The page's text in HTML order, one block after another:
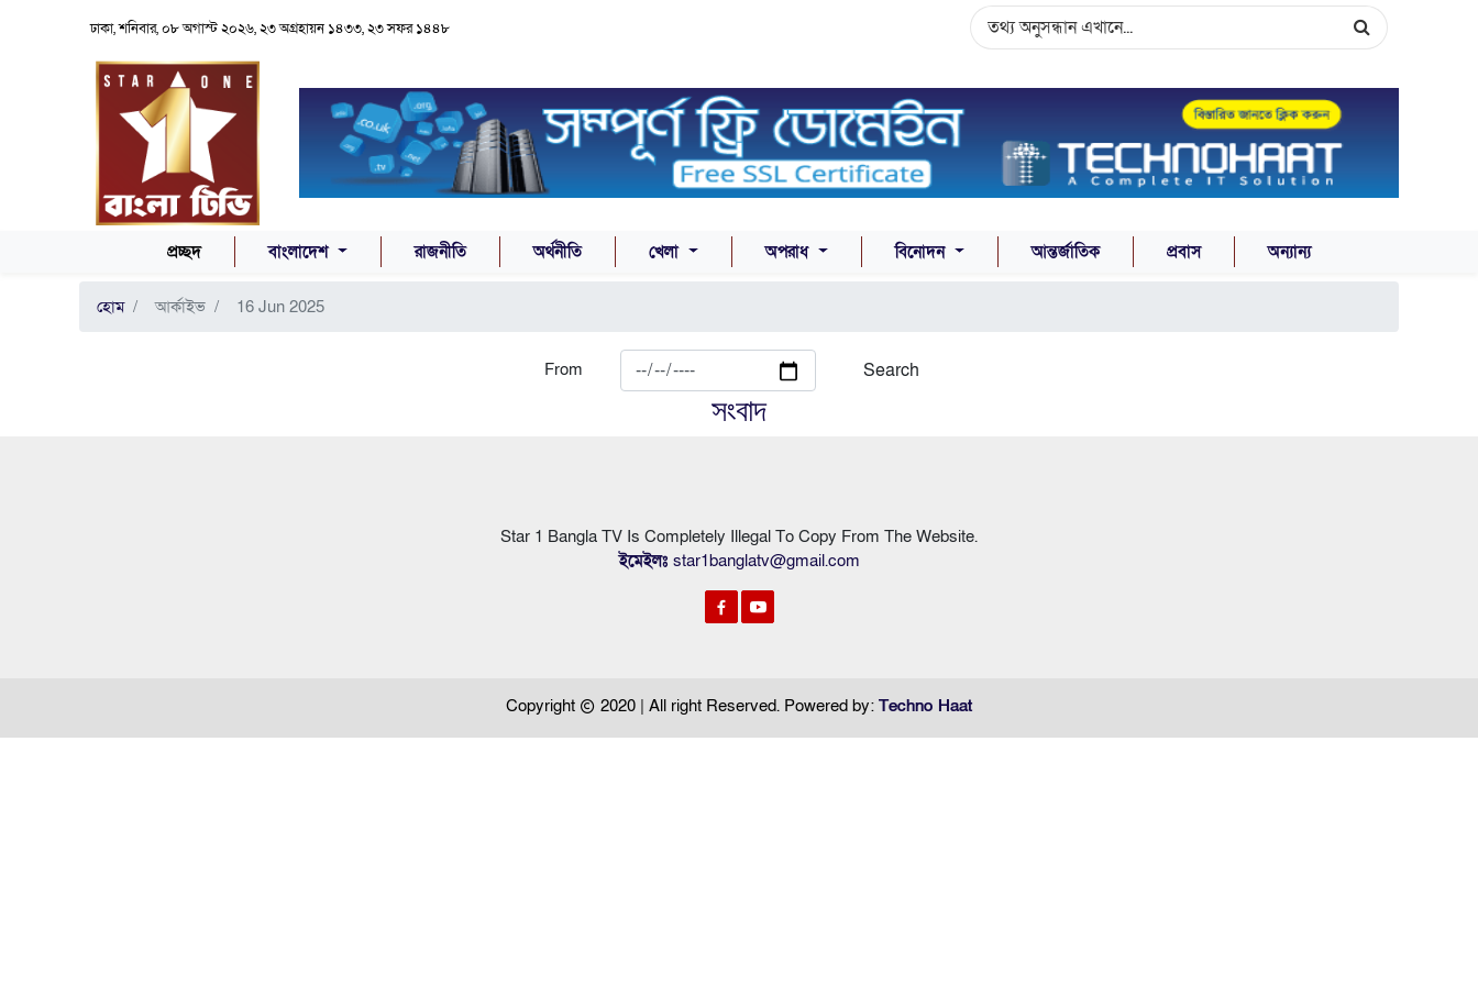
ঢাকা, শনিবার, ০৮ অগাস্ট ২০২৬, ২৩ অগ্রহায়ন ১৪৩৩, ২৩ সফর ১৪৪৮
প্রচ্ছদ(CURRENT)বাংলাদেশ রাজনীতি অর্থনীতি খেলা অপরাধ বিনোদন আন্তর্জাতিক প্রবাস অন্যান্য
হোম আর্কাইভ 16 Jun 2025
From Search
সংবাদ
Star 1 Bangla TV Is Completely Illegal To Copy From The Website.
ইমেইলঃ star1banglatv@gmail.com
Copyright 2020 | All right Reserved. Powered by: Techno Haat